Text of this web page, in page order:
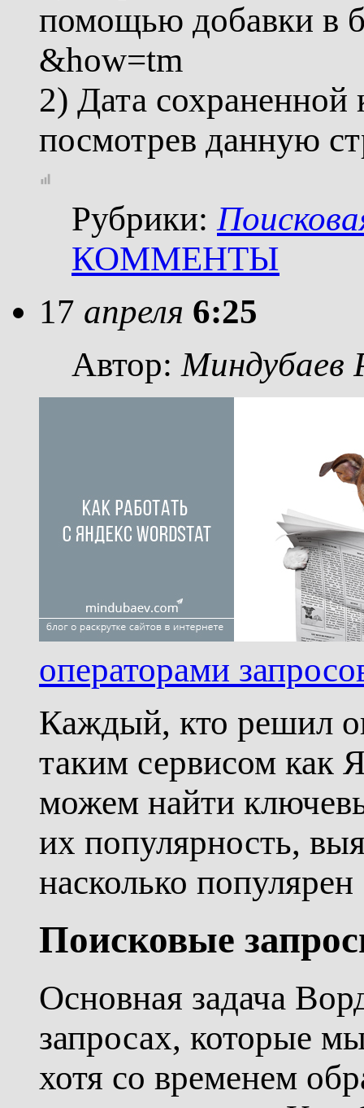
помощью добавки в
&how=tm
2) Дата
посмотрев данную
Рубрики:
КОММЕНТЫ
17 апреля 6:25
Автор: Миндубаев
операторами
Каждый, кто решил
таким сервисом как
можем найти
их популярность,
насколько
Поисковые
Основная задача
запросах, которые
хотя со временем